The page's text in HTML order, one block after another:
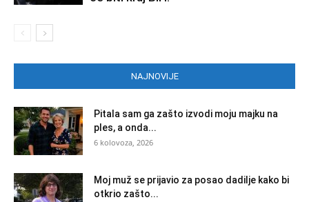
NAJNOVIJE
Pitala sam ga zašto izvodi moju majku na
ples, a onda...
6 kolovoza, 2026
Moj muž se prijavio za posao dadilje kako bi
otkrio zašto...